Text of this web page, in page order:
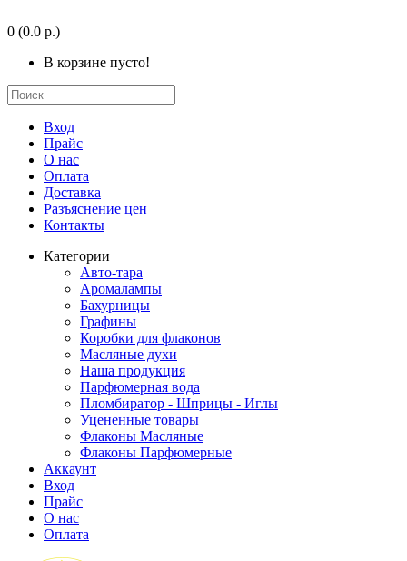
0 (0.0 р.)
В корзине пусто!
Вход
Прайс
О нас
Оплата
Доставка
Разъяснение цен
Контакты
Категории
Авто-тара
Аромалампы
Бахурницы
Графины
Коробки для флаконов
Масляные духи
Наша продукция
Парфюмерная вода
Пломбиратор - Шприцы - Иглы
Уцененные товары
Флаконы Масляные
Флаконы Парфюмерные
Аккаунт
Вход
Прайс
О нас
Оплата